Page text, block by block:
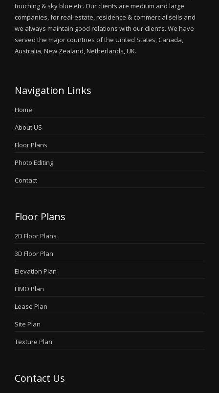
touching & sky blue etc. Our clients are medium and large
companies, for real-estate, residence & commercial sells and
we always maintain good relations with our client’s. We have
served the major countries of the United States, Canada,
Australia, New Zealand, Netherlands, UK.
Navigation Links
Home
About US
Floor Plans
Photo Editing
Contact
Floor Plans
2D Floor Plans
3D Floor Plan
Elevation Plan
HMO Plan
Lease Plan
Site Plan
Texture Plan
Contact Us